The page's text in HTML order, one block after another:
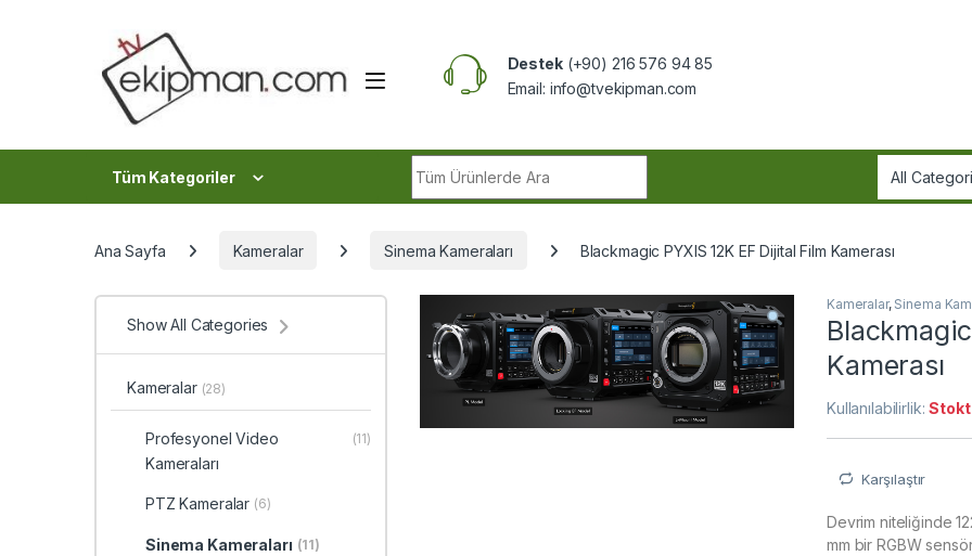
Destek(+90) 216 576 94 85
Email: info@tvekipman.com
Tüm Kategoriler
Ana Sayfa Kameralar Sinema Kameraları Blackmagic PYXIS 12K EF Dijital Film Kamerası
Kameralar, Sinema
Kamerası
Kullanılabilirlik:
Karşılaştır
Devrim niteliğinde
mm bir RGBW
Show All Categories
Kameralar (28)
Profesyonel Video
Kameraları
(11)
PTZ Kameralar (6)
Sinema Kameraları (11)